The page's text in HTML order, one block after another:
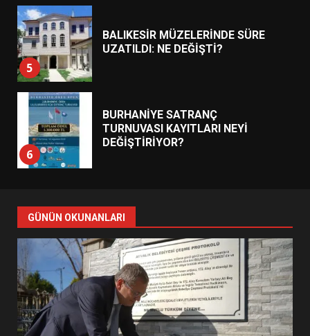
5
BALIKESİR MÜZELERİNDE SÜRE
UZATILDI: NE DEĞİŞTİ?
6
BURHANİYE SATRANÇ
TURNUVASI KAYITLARI NEYİ
DEĞİŞTİRİYOR?
7
YENİ YÖNETİM NASIL
ŞEKİLLENDİ?
1
AYVALIK SU MİRASI İÇİN
HAREKETE GEÇİYOR: GÖZLER
BULUŞMADA
GÜNÜN OKUNANLARI